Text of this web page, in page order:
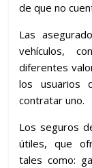
de que no
Las
vehículos,
diferentes
los usuarios
contratar uno.
Los seguros
útiles, que
tales como: